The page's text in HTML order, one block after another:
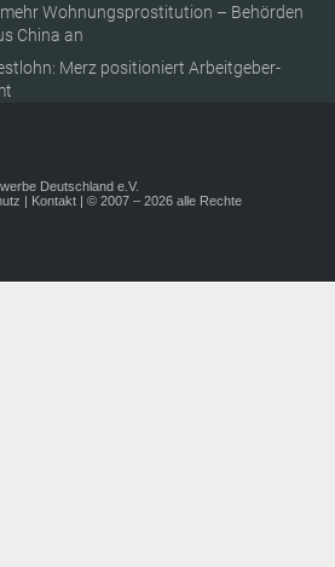
Wohnungsprostitution – Behörden
China an
Merz positioniert Arbeitgeber-
Deutschland e.V.
| Kontakt | © 2007 – 2026 alle Rechte